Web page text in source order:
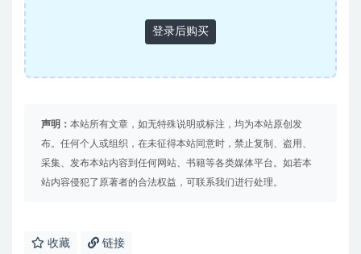
登录后购买
声明： 本站所有文章，如无特殊说明或标注，均为本站原创发
布。任何个人或组织，在未征得本站同意时，禁止复制、盗用、
采集、发布本站内容到任何网站、书籍等各类媒体平台。如若本
站内容侵犯了原著者的合法权益，可联系我们进行处理。
收藏 链接